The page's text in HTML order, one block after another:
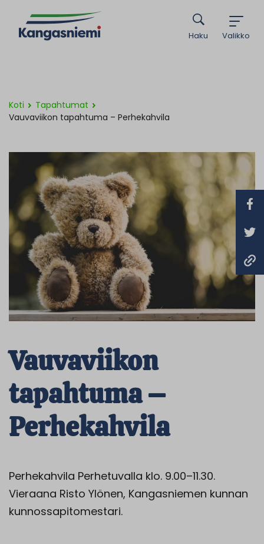
Valikko
Haku
Koti
Tapahtumat
Vauvaviikon tapahtuma – Perhekahvila
Vauvaviikon
tapahtuma –
Perhekahvila
Perhekahvila Perhetuvalla klo. 9.00–11.30.
Vieraana Risto Ylönen, Kangasniemen kunnan
kunnossapitomestari.